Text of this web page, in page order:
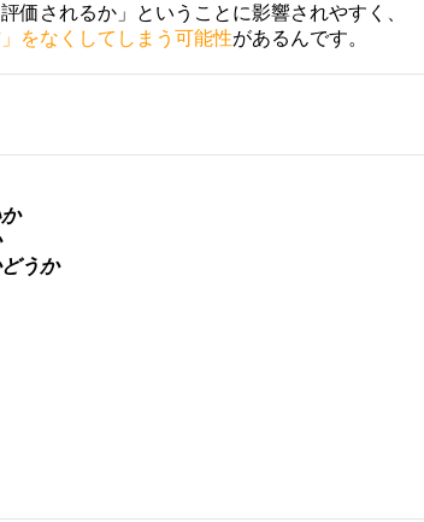
価されるか」ということに影響されやすく、
」をなくしてしまう可能性があるんです。
うか